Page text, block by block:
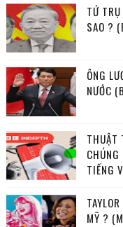
TỨ
SAO ?
ÔNG
NƯỚC
THUẬT
TIẾNG
MỸ ?